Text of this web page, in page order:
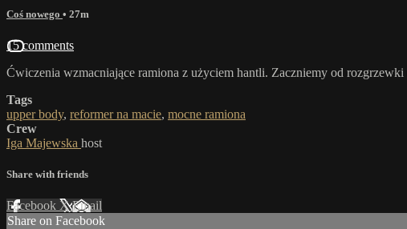
Coś nowego • 27m
15 comments
Ćwiczenia wzmacniające ramiona z użyciem hantli. Zaczniemy od
Tags
upper body, reformer na macie, mocne ramiona
Crew
Iga Majewska host
Share with friends
Facebook XEmail
Share on Facebook